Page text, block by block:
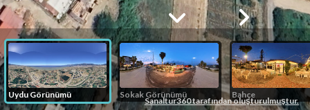
Sanaltur360 tarafından oluşturulmuştur.
Uydu Görünümü Sokak Görünümü Bahçe